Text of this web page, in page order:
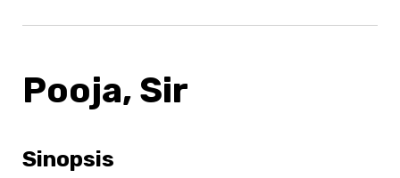
Pooja, Sir
Sinopsis